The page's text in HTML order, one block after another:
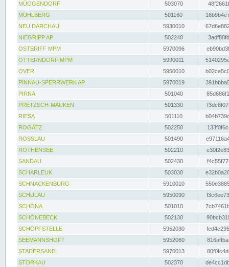
MÜGGENDORF
503070
MÜHLBERG
501160
NEU DARCHAU
5930010
NIEGRIPP AP
502240
OSTERIFF MPM
5970096
OTTERNDORF MPM
5990011
OVER
5950010
PINNAU-SPERRWERK AP
5970019
PIRNA
501040
PRETZSCH-MAUKEN
501330
RIESA
501110
ROGÄTZ
502250
ROSSLAU
501490
ROTHENSEE
502210
SANDAU
502430
SCHARLEUK
503030
SCHNACKENBURG
5910010
SCHULAU
5950090
SCHÖNA
501010
SCHÖNEBECK
502130
SCHÖPFSTELLE
5952030
SEEMANNSHÖFT
5952060
STADERSAND
5970013
STORKAU
502370